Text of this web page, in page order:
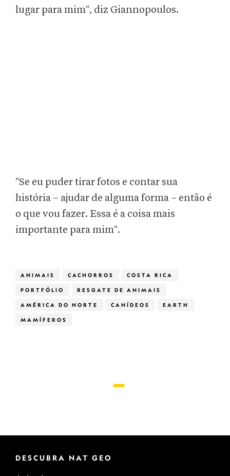
lugar para mim", diz Giannopoulos.
"Se eu puder tirar fotos e contar sua
história – ajudar de alguma forma – então é
o que vou fazer. Essa é a coisa mais
importante para mim".
ANIMAIS CACHORROS COSTA RICA
PORTFÓLIO RESGATE DE ANIMAIS
AMÉRICA DO NORTE CANÍDEOS EARTH
MAMÍFEROS
DESCUBRA NAT GEO